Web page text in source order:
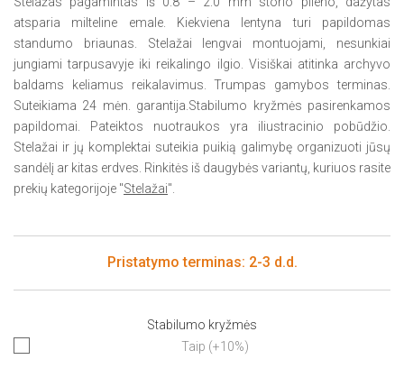
atsparia milteline emale. Kiekviena lentyna turi papildomas
standumo briaunas. Stelažai lengvai montuojami, nesunkiai
jungiami tarpusavyje iki reikalingo ilgio. Visiškai atitinka archyvo
baldams keliamus reikalavimus. Trumpas gamybos terminas.
Suteikiama 24 mėn. garantija.Stabilumo kryžmės pasirenkamos
papildomai. Pateiktos nuotraukos yra iliustracinio pobūdžio.
Stelažai ir jų komplektai suteikia puikią galimybę organizuoti jūsų
sandėlį ar kitas erdves. Rinkitės iš daugybės variantų, kuriuos rasite
prekių kategorijoje "Stelažai".
Pristatymo terminas: 2-3 d.d.
Stabilumo kryžmės
Taip (+10%)